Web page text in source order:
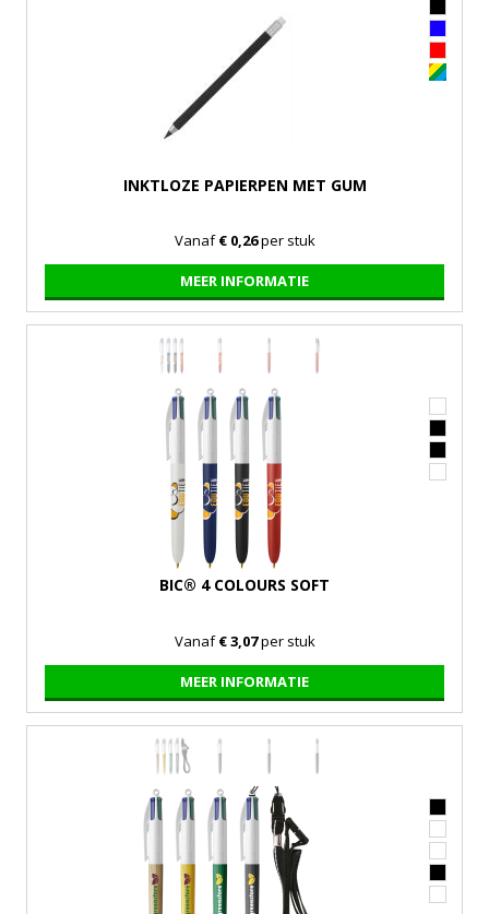
INKTLOZE PAPIERPEN MET GUM
Vanaf€ 0,26per stuk
MEER INFORMATIE
BIC® 4 COLOURS SOFT
Vanaf€ 3,07per stuk
MEER INFORMATIE